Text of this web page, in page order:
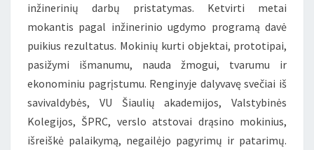
inžinerinių darbų pristatymas. Ketvirti metai
mokantis pagal inžinerinio ugdymo programą davė
puikius rezultatus. Mokinių kurti objektai, prototipai,
pasižymi išmanumu, nauda žmogui, tvarumu ir
ekonominiu pagrįstumu. Renginyje dalyvavę svečiai iš
savivaldybės, VU Šiaulių akademijos, Valstybinės
Kolegijos, ŠPRC, verslo atstovai drąsino mokinius,
išreiškė palaikymą, negailėjo pagyrimų ir patarimų.